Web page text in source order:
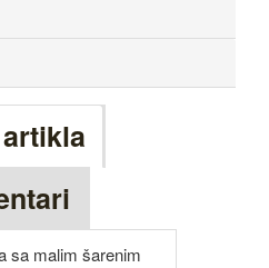
sa malim šarenim